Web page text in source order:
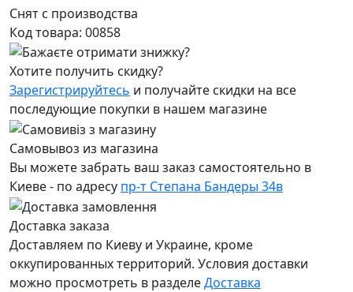
Снят с производства
Код товара: 00858
Хотите получить скидку?
Зарегистрируйтесь и получайте скидки на все
последующие покупки в нашем магазине
Самовывоз из магазина
Вы можете забрать ваш заказ самостоятельно в
Киеве - по адресу пр-т Степана Бандеры 34в
Доставка заказа
Доставляем по Киеву и Украине, кроме
оккупированных территорий. Условия доставки
можно просмотреть в разделеДоставка